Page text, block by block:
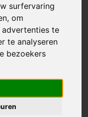
surfervaring
om
advertenties te
te analyseren
bezoekers
- DIN 912